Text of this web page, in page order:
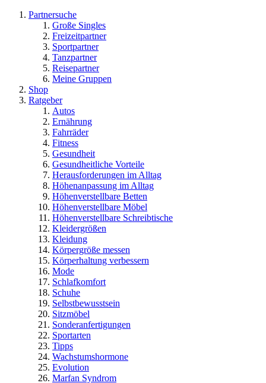
Partnersuche
Große Singles
Freizeitpartner
Sportpartner
Tanzpartner
Reisepartner
Meine Gruppen
Shop
Ratgeber
Autos
Ernährung
Fahrräder
Fitness
Gesundheit
Gesundheitliche Vorteile
Herausforderungen im Alltag
Höhenanpassung im Alltag
Höhenverstellbare Betten
Höhenverstellbare Möbel
Höhenverstellbare Schreibtische
Kleidergrößen
Kleidung
Körpergröße messen
Körperhaltung verbessern
Mode
Schlafkomfort
Schuhe
Selbstbewusstsein
Sitzmöbel
Sonderanfertigungen
Sportarten
Tipps
Wachstumshormone
Evolution
Marfan Syndrom